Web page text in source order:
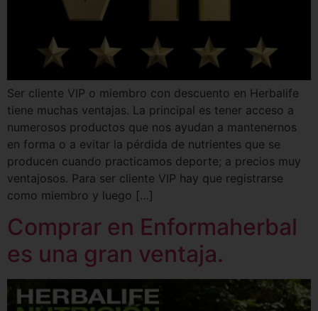
Ser cliente VIP o miembro con descuento en Herbalife
tiene muchas ventajas. La principal es tener acceso a
numerosos productos que nos ayudan a mantenernos
en forma o a evitar la pérdida de nutrientes que se
producen cuando practicamos deporte; a precios muy
ventajosos. Para ser cliente VIP hay que registrarse
como miembro y luego […]
Comprar en Enformaherbal
es una gran ventaja.